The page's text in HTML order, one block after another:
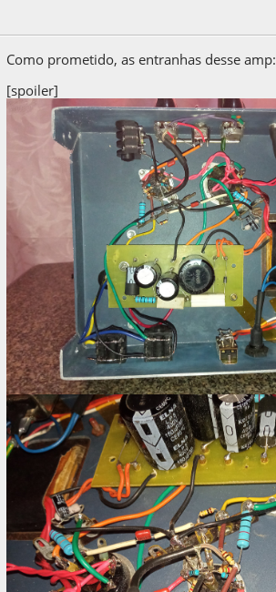
Como prometido, as entranhas desse amp:
[spoiler]